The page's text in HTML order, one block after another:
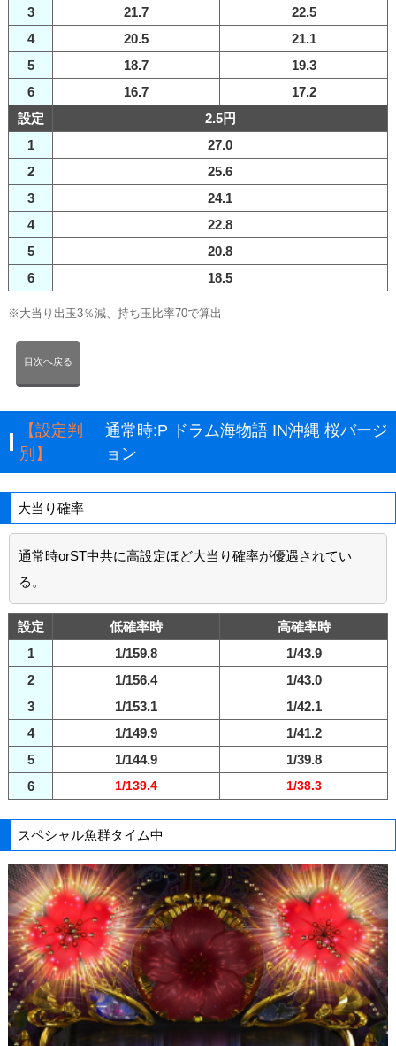
3
21.7
22.5
4
20.5
21.1
5
18.7
19.3
6
16.7
17.2
設定
2.5円
1
27.0
2
25.6
3
24.1
4
22.8
5
20.8
6
18.5
※大当り出玉3％減、持ち玉比率70で算出
目次へ戻る
【設定判
別】
通常時:P ドラム海物語 IN沖縄 桜バージ
ョン
大当り確率
通常時orST中共に高設定ほど大当り確率が優遇されてい
る。
設定 低確率時
高確率時
1
1/159.8
1/43.9
2
1/156.4
1/43.0
3
1/153.1
1/42.1
4
1/149.9
1/41.2
5
1/144.9
1/39.8
6
1/139.4 1/38.3
スペシャル魚群タイム中